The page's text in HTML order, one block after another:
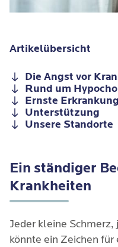
Artikelübersicht
Die Angst vor
Rund um
Ernste
Unterstützung
Unsere Standorte
Ein ständiger
Krankheiten
Jeder kleine
könnte ein Zeichen für